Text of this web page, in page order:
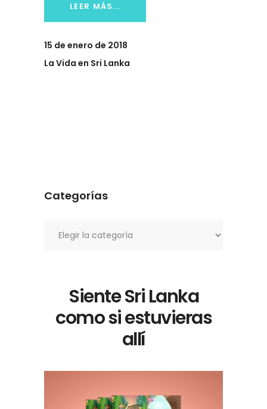
LEER MÁS...
15 de enero de 2018
La Vida en Sri Lanka
Categorías
Siente Sri Lanka
como si estuvieras
allí